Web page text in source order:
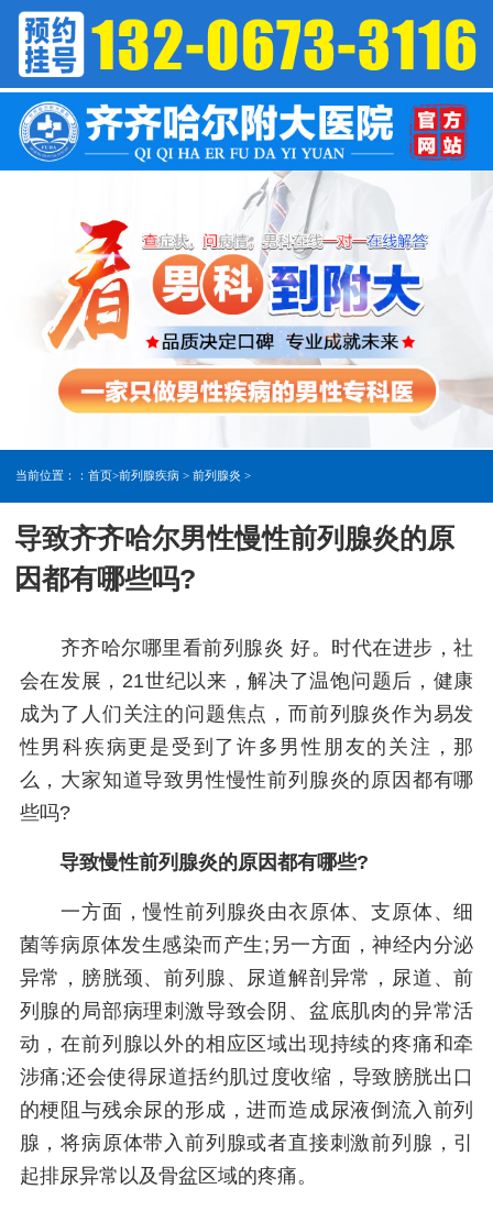
当前位置：： 首页>前列腺疾病 > 前列腺炎 >
导致齐齐哈尔男性慢性前列腺炎的原
因都有哪些吗?
齐齐哈尔哪里看前列腺炎 好。时代在进步，社
会在发展，21世纪以来，解决了温饱问题后，健康
成为了人们关注的问题焦点，而前列腺炎作为易发
性男科疾病更是受到了许多男性朋友的关注，那
么，大家知道导致男性慢性前列腺炎的原因都有哪
些吗?
导致慢性前列腺炎的原因都有哪些?
一方面，慢性前列腺炎由衣原体、支原体、细
菌等病原体发生感染而产生;另一方面，神经内分泌
异常，膀胱颈、前列腺、尿道解剖异常，尿道、前
列腺的局部病理刺激导致会阴、盆底肌肉的异常活
动，在前列腺以外的相应区域出现持续的疼痛和牵
涉痛;还会使得尿道括约肌过度收缩，导致膀胱出口
的梗阻与残余尿的形成，进而造成尿液倒流入前列
腺，将病原体带入前列腺或者直接刺激前列腺，引
起排尿异常以及骨盆区域的疼痛。